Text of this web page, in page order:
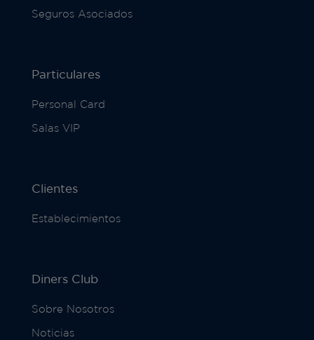
Seguros Asociados
Particulares
Personal Card
Salas VIP
Clientes
Establecimientos
Diners Club
Sobre Nosotros
Noticias